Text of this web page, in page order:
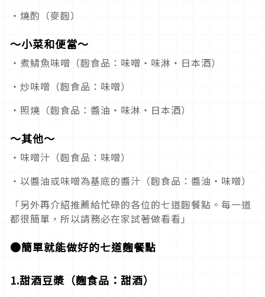
・燒酌（麥麴）
～小菜和便當～
・煮鯖魚味噌（麴食品：味噌・味淋・日本酒）
・炒味噌（麴食品：味噌）
・照燒（麴食品：醬油・味淋・日本酒）
～其他～
・味噌汁（麴食品：味噌）
・以醬油或味噌為基底的醬汁（麴食品：醬油・味噌）
「另外再介紹推薦給忙碌的各位的七道麴餐點。每一道
都很簡單，所以請務必在家試著做看看」
●簡單就能做好的七道麴餐點
1.甜酒豆漿（麴食品：甜酒）